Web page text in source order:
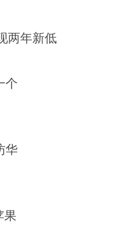
两年新低
个
华
果